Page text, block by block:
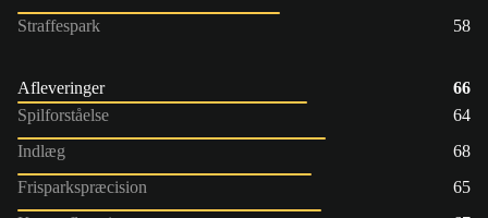
Straffespark
58
Afleveringer
66
Spilforståelse
64
Indlæg
68
Frisparkspræcision
65